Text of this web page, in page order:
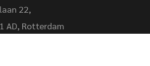
22,
AD, Rotterdam